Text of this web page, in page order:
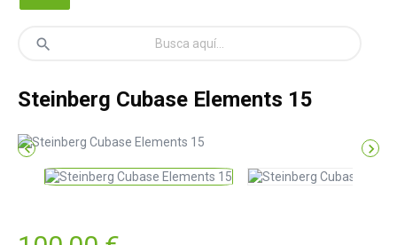
search
Steinberg Cubase Elements 15
 